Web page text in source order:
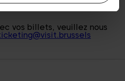
vos billets, veuillez nous